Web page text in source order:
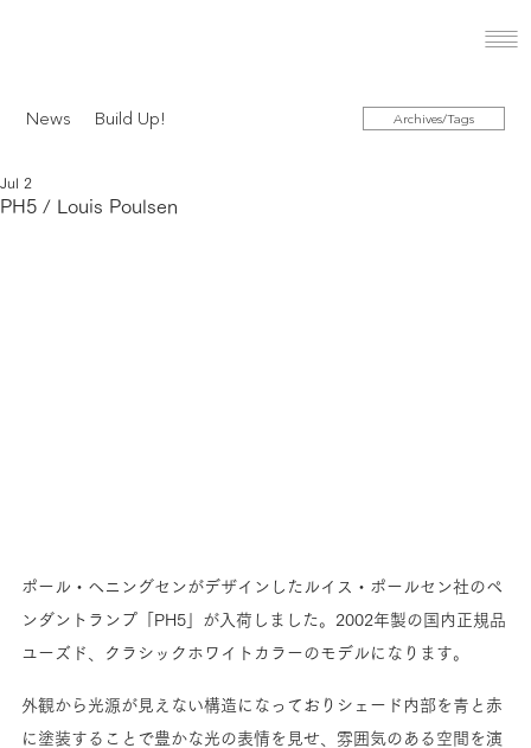
PH5 / Louis Poulsen
Jul 2
ポール・ヘニングセンがデザインしたルイス・ポールセン社のペ
ンダントランプ「PH5」が入荷しました。2002年製の国内正規品
ユーズド、クラシックホワイトカラーのモデルになります。
外観から光源が見えない構造になっておりシェード内部を青と赤
に塗装することで豊かな光の表情を見せ、雰囲気のある空間を演
News Build Up! Archives/Tags